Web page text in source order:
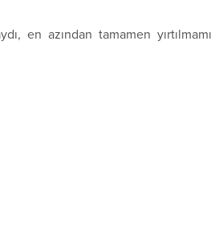
en azından tamamen